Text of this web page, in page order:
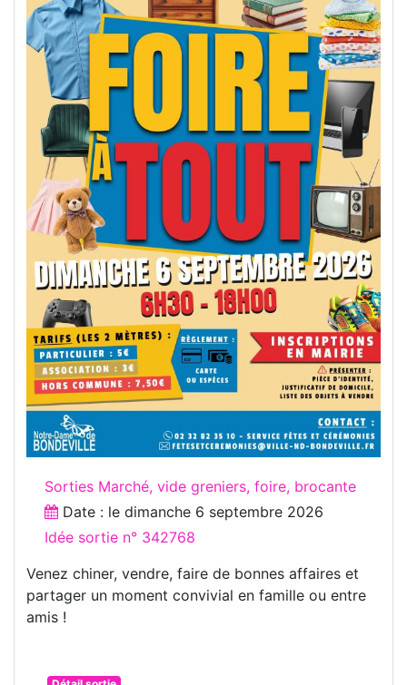
Sorties Marché, vide greniers, foire, brocante
Date : le dimanche 6 septembre 2026
Idée sortie n° 342768
Venez chiner, vendre, faire de bonnes affaires et
partager un moment convivial en famille ou entre
amis !